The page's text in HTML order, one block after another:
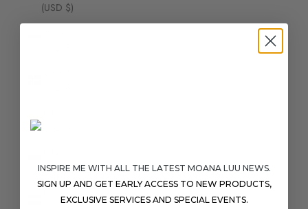
(USD $)
(USD $)
Iraq
INSPIRE ME WITH ALL THE LATEST MOANA LUU NEWS.
SIGN UP AND GET EARLY ACCESS TO NEW PRODUCTS,
EXCLUSIVE SERVICES AND SPECIAL EVENTS.